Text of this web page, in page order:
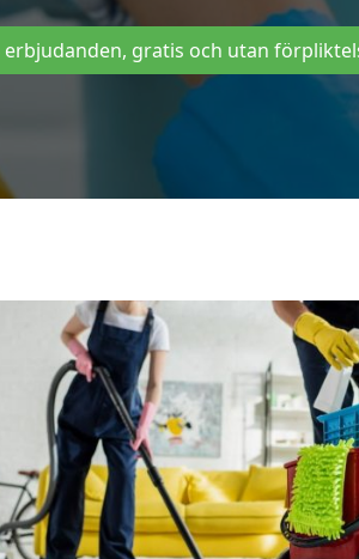
erbjudanden, gratis och utan